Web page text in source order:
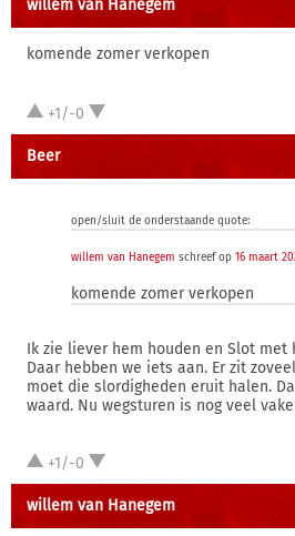
willem van Hanegem
komende zomer verkopen
+1/-0
Beer
open/sluit de onderstaande quote:
willem van Hanegem schreef op 16 maart
komende zomer verkopen
Ik zie liever hem houden en Slot met
Daar hebben we iets aan. Er zit
moet die slordigheden eruit halen.
waard. Nu wegsturen is nog veel
+1/-0
willem van Hanegem